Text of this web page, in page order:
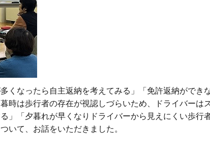
くなったら自主返納を考えてみる」「免許返納ができ
時は歩行者の存在が視認しづらいため、ドライバーは
」「夕暮れが早くなりドライバーから見えにくい歩行
いて、お話をいただきました。